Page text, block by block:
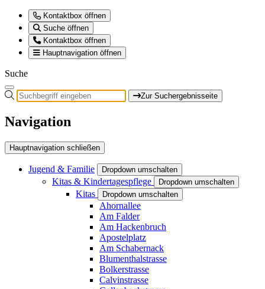
Kontaktbox öffnen
Suche öffnen
Kontaktbox öffnen
Hauptnavigation öffnen
Suche
Zur Suchergebnisseite
Navigation
Hauptnavigation schließen
Jugend & Familie Dropdown umschalten
Kitas & Kindertagespflege Dropdown umschalten
Kitas Dropdown umschalten
Ahornallee
Am Falder
Am Hackenbruch
Apostelplatz
Am Schabernack
Blumenthalstrasse
Bolkerstrasse
Calvinstrasse